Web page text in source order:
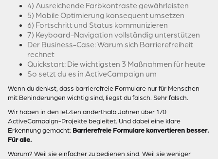
Wenn du denkst, dass barrierefreie Formulare nur für Menschen
mit Behinderungen wichtig sind, liegst du falsch. Sehr falsch.
Wir haben in den letzten anderthalb Jahren über 170
ActiveCampaign-Projekte begleitet. Und dabei eine klare
Erkennung gemacht: Barrierefreie Formulare konvertieren besser.
Für alle.
Warum? Weil sie einfacher zu bedienen sind. Weil sie weniger
4) Ausreichende Farbkontraste gewährleisten
5) Mobile Optimierung konsequent umsetzen
6) Fortschritt und Status kommunizieren
7) Keyboard-Navigation vollständig unterstützen
Der Business-Case: Warum sich Barrierefreiheit
rechnet
Quickstart: Die wichtigsten 3 Maßnahmen für heute
So setzt du es in ActiveCampaign um